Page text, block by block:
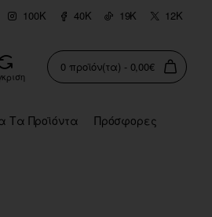
100K 40K 19K 12K
0 προϊόν(τα) - 0,00€
Τα Προϊόντα Πρόσφορες